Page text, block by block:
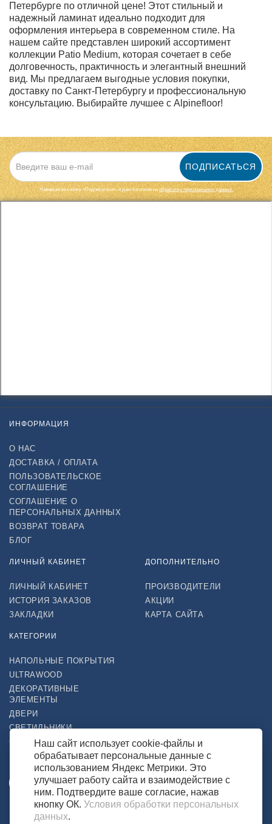
Петербурге по отличной цене! Этот стильный и
надежный ламинат идеально подходит для
оформления интерьера в современном стиле. На
нашем сайте представлен широкий ассортимент
коллекции Patio Medium, которая сочетает в себе
долговечность, практичность и элегантный внешний
вид. Мы предлагаем выгодные условия покупки,
доставку по Санкт-Петербургу и профессиональную
консультацию. Выбирайте лучшее с Alpinefloor!
ПОДПИСАТЬСЯ
Нажимая на кнопку «Подписаться», я даю cогласие наобработку персональных данных.
Наш сайт использует cookie-файлы и
обрабатывает персональные данные с
использованием Яндекс Метрики. Это
улучшает работу сайта и взаимодействие с
ним. Подтвердите ваше согласие, нажав
кнопку ОК. Условия обработки персональных
данных.
ИНФОРМАЦИЯ
О НАС
ДОСТАВКА / ОПЛАТА
ПОЛЬЗОВАТЕЛЬСКОЕ
СОГЛАШЕНИЕ
СОГЛАШЕНИЕ О
ПЕРСОНАЛЬНЫХ ДАННЫХ
ВОЗВРАТ ТОВАРА
БЛОГ
ЛИЧНЫЙ КАБИНЕТ
ЛИЧНЫЙ КАБИНЕТ
ИСТОРИЯ ЗАКАЗОВ
ЗАКЛАДКИ
ДОПОЛНИТЕЛЬНО
ПРОИЗВОДИТЕЛИ
АКЦИИ
КАРТА САЙТА
КАТЕГОРИИ
НАПОЛЬНЫЕ ПОКРЫТИЯ
ULTRAWOOD
ДЕКОРАТИВНЫЕ
ЭЛЕМЕНТЫ
ДВЕРИ
СВЕТИЛЬНИКИ
СТРОЙТОВАРЫ
НАШ МАГАЗИН В СОЦСЕТЯХ
ВОЗМОЖНОСТЬ ОПЛАТЫ